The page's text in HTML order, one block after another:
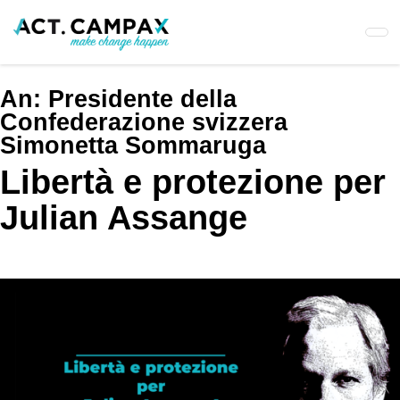
An: Presidente della
Confederazione svizzera
Simonetta Sommaruga
Libertà e protezione per
Julian Assange